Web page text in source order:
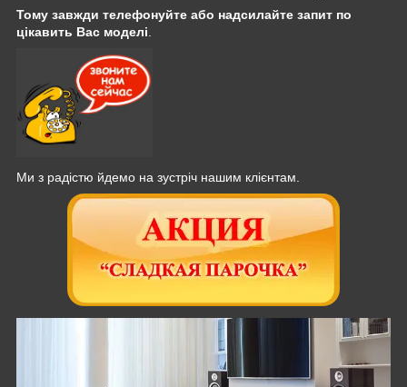
Тому завжди телефонуйте або надсилайте запит по
цікавить Вас моделі.
Ми з радістю йдемо на зустріч нашим клієнтам.